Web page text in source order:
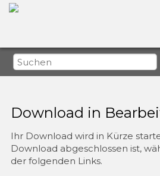
Download in
Ihr Download wird in Kürze
Download abgeschlossen ist,
der folgenden Links.